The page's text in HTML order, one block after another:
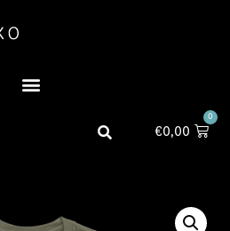
€0,00
0